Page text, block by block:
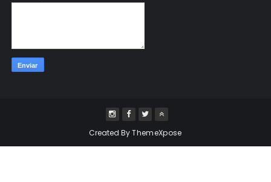
Created ByThemeXpose